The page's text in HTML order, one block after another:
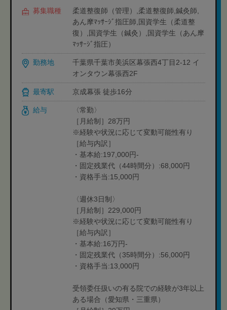
募集職種
柔道整復師（管理）,柔道整復師,鍼灸師,
あん摩ﾏｯｻｰｼﾞ指圧師,国資学生（柔道整
復）,国資学生（鍼灸）,国資学生（あん摩
ﾏｯｻｰｼﾞ指圧）
勤務地
千葉県千葉市美浜区幕張西4丁目2-12 イ
オンタウン幕張西2F
最寄駅 京成幕張 徒歩16分
給与
〈常勤〉
［月給制］28万円
※経験や状況に応じて変動可能性有り
［給与内訳］
・基本給:197,000円-
・固定残業代（44時間分）:68,000円
・資格手当:15,000円
〈週休3日制〉
［月給制］229,000円
※経験や状況に応じて変動可能性有り
［給与内訳］
・基本給:16万円-
・固定残業代（35時間分）:56,000円
・資格手当:13,000円
受領委任扱いの有る院での経験が3年以上
ある場合（愛知県・三重県）